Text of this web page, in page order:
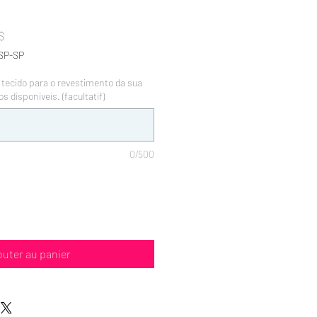
promotionnel
SP
para o revestimento da sua
disponíveis. (facultatif)
0/500
au panier